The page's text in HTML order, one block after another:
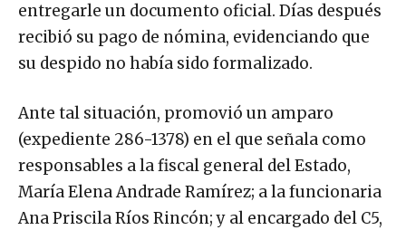
entregarle un documento oficial. Días después
recibió su pago de nómina, evidenciando que
su despido no había sido formalizado.
Ante tal situación, promovió un amparo
(expediente 286-1378) en el que señala como
responsables a la fiscal general del Estado,
María Elena Andrade Ramírez; a la funcionaria
Ana Priscila Ríos Rincón; y al encargado del C5,